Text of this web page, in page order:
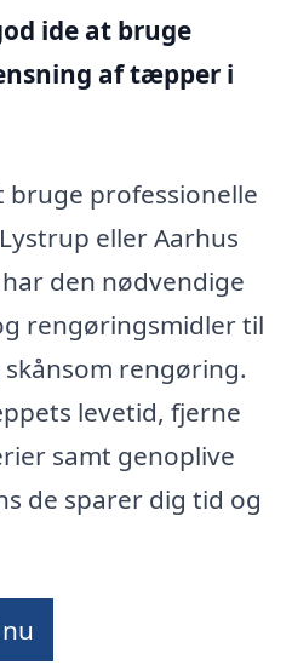
ide at bruge
af tæpper i
bruge professionelle
eller Aarhus
den nødvendige
rengøringsmidler til
rengøring.
levetid, fjerne
samt genoplive
de sparer dig tid og